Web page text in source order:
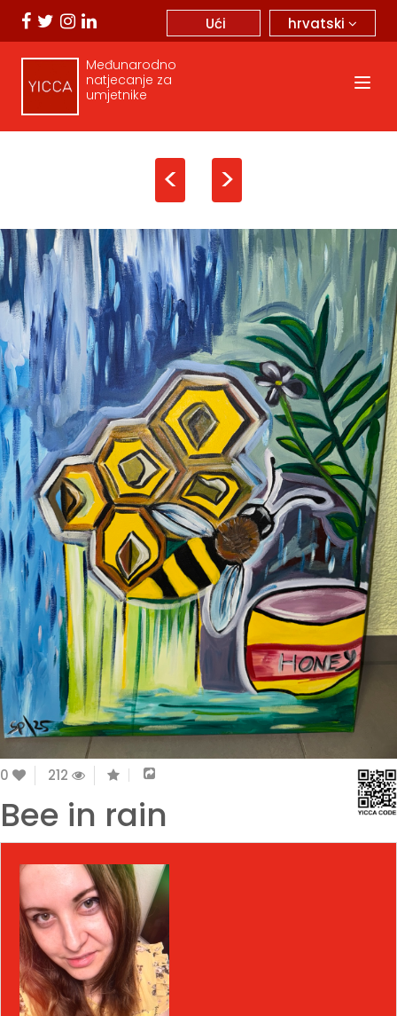
hrvatski
Ući
Međunarodno
natjecanje za
umjetnike
< >
0 212
Bee in rain